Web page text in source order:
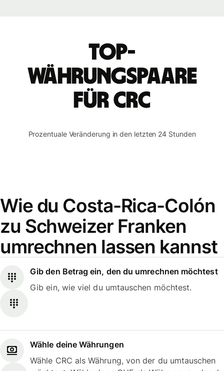
Top-
Währungspaare
für CRC
Prozentuale Veränderung in den letzten 24 Stunden
Wie du Costa-Rica-Colón
zu Schweizer Franken
umrechnen lassen kannst
Gib den Betrag ein, den du umrechnen möchtest
Gib ein, wie viel du umtauschen möchtest.
Wähle deine Währungen
Wähle CRC als Währung, von der du umtauschen